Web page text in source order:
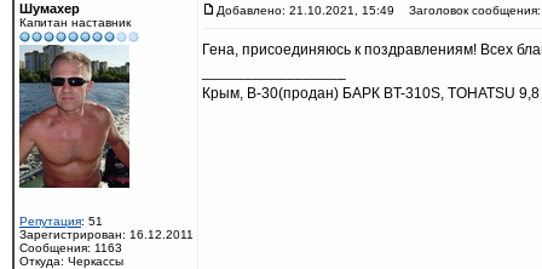
Шумахер
Капитан наставник
Репутация: 51
Зарегистрирован: 16.12.2011
Сообщения: 1163
Откуда: Черкассы
Добавлено: 21.10.2021, 15:49 Заголовок сообщения:
Гена, присоединяюсь к поздравлениям! Всех
Крым, В-30(продан) БАРК BT-310S, TOHATSU 9,8